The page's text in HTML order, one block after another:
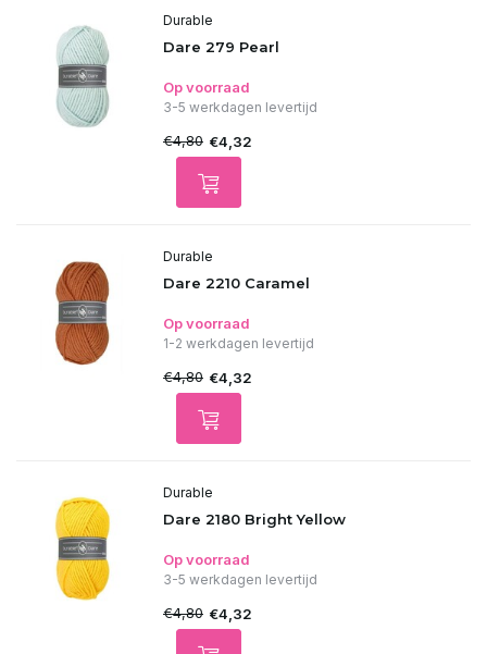
Durable
Dare 279 Pearl
Op voorraad
3-5 werkdagen levertijd
€4,80 €4,32
Durable
Dare 2210 Caramel
Op voorraad
1-2 werkdagen levertijd
€4,80 €4,32
Durable
Dare 2180 Bright Yellow
Op voorraad
3-5 werkdagen levertijd
€4,80 €4,32